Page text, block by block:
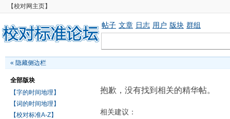
【校对网主页】
帖子 文章 日志 用户 版块 群组
« 隐藏侧边栏
全部版块
【字的时间地理】
【词的时间地理】
【校对标准A-Z】
抱歉，没有找到相关的精华帖。
相关建议：